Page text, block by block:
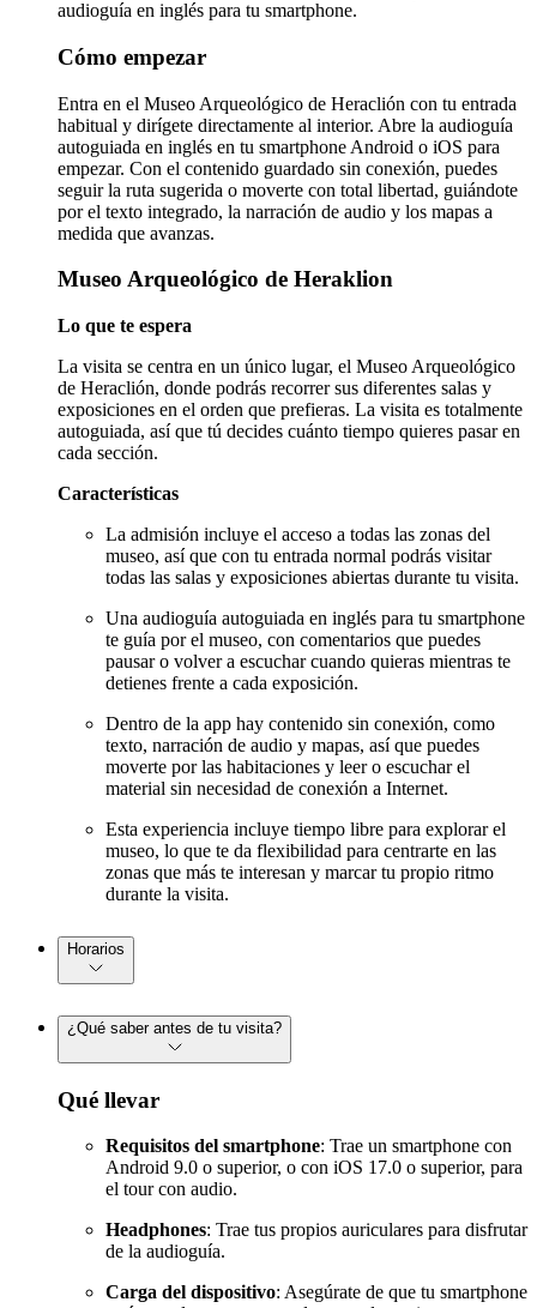
audioguía en inglés para tu smartphone.
Cómo empezar
Entra en el Museo Arqueológico de Heraclión con tu entrada
habitual y dirígete directamente al interior. Abre la audioguía
autoguiada en inglés en tu smartphone Android o iOS para
empezar. Con el contenido guardado sin conexión, puedes
seguir la ruta sugerida o moverte con total libertad, guiándote
por el texto integrado, la narración de audio y los mapas a
medida que avanzas.
Museo Arqueológico de Heraklion
Lo que te espera
La visita se centra en un único lugar, el Museo Arqueológico
de Heraclión, donde podrás recorrer sus diferentes salas y
exposiciones en el orden que prefieras. La visita es totalmente
autoguiada, así que tú decides cuánto tiempo quieres pasar en
cada sección.
Características
La admisión incluye el acceso a todas las zonas del
museo, así que con tu entrada normal podrás visitar
todas las salas y exposiciones abiertas durante tu visita.
Una audioguía autoguiada en inglés para tu smartphone
te guía por el museo, con comentarios que puedes
pausar o volver a escuchar cuando quieras mientras te
detienes frente a cada exposición.
Dentro de la app hay contenido sin conexión, como
texto, narración de audio y mapas, así que puedes
moverte por las habitaciones y leer o escuchar el
material sin necesidad de conexión a Internet.
Esta experiencia incluye tiempo libre para explorar el
museo, lo que te da flexibilidad para centrarte en las
zonas que más te interesan y marcar tu propio ritmo
durante la visita.
Horarios
¿Qué saber antes de tu visita?
Qué llevar
Requisitos del smartphone: Trae un smartphone con
Android 9.0 o superior, o con iOS 17.0 o superior, para
el tour con audio.
Headphones: Trae tus propios auriculares para disfrutar
de la audioguía.
Carga del dispositivo: Asegúrate de que tu smartphone